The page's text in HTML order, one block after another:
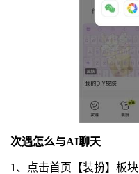
次遇怎么与AI聊天
1、点击首页【装扮】板块